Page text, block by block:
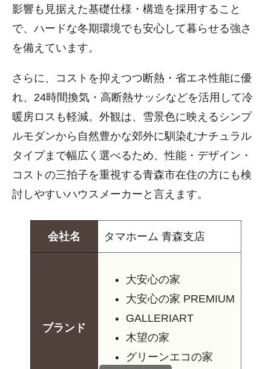
影響も見据えた基礎仕様・構造を採用すること
で、ハードな冬期環境でも安心して暮らせる強さ
を備えています。
さらに、コストを抑えつつ断熱・省エネ性能に優
れ、24時間換気・高断熱サッシなどを活用して冷
暖房ロスも軽減。外観は、雪景色に映えるシンプ
ルモダンから自然豊かな郊外に馴染むナチュラル
タイプまで幅広く選べるため、性能・デザイン・
コストの三拍子を重視する青森市在住の方にも検
討しやすいハウスメーカーと言えます。
会社名 タマホーム 青森支店
ブランド
大安心の家
大安心の家 PREMIUM
GALLERIART
木望の家
グリーンエコの家